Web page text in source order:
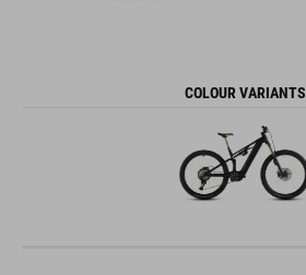
COLOUR VARIANTS